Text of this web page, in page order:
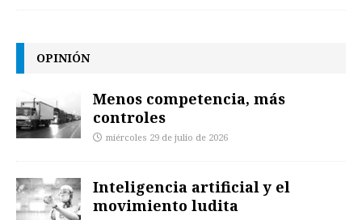
OPINIÓN
Menos competencia, más
controles
miércoles 29 de julio de 2026
Inteligencia artificial y el
movimiento ludita